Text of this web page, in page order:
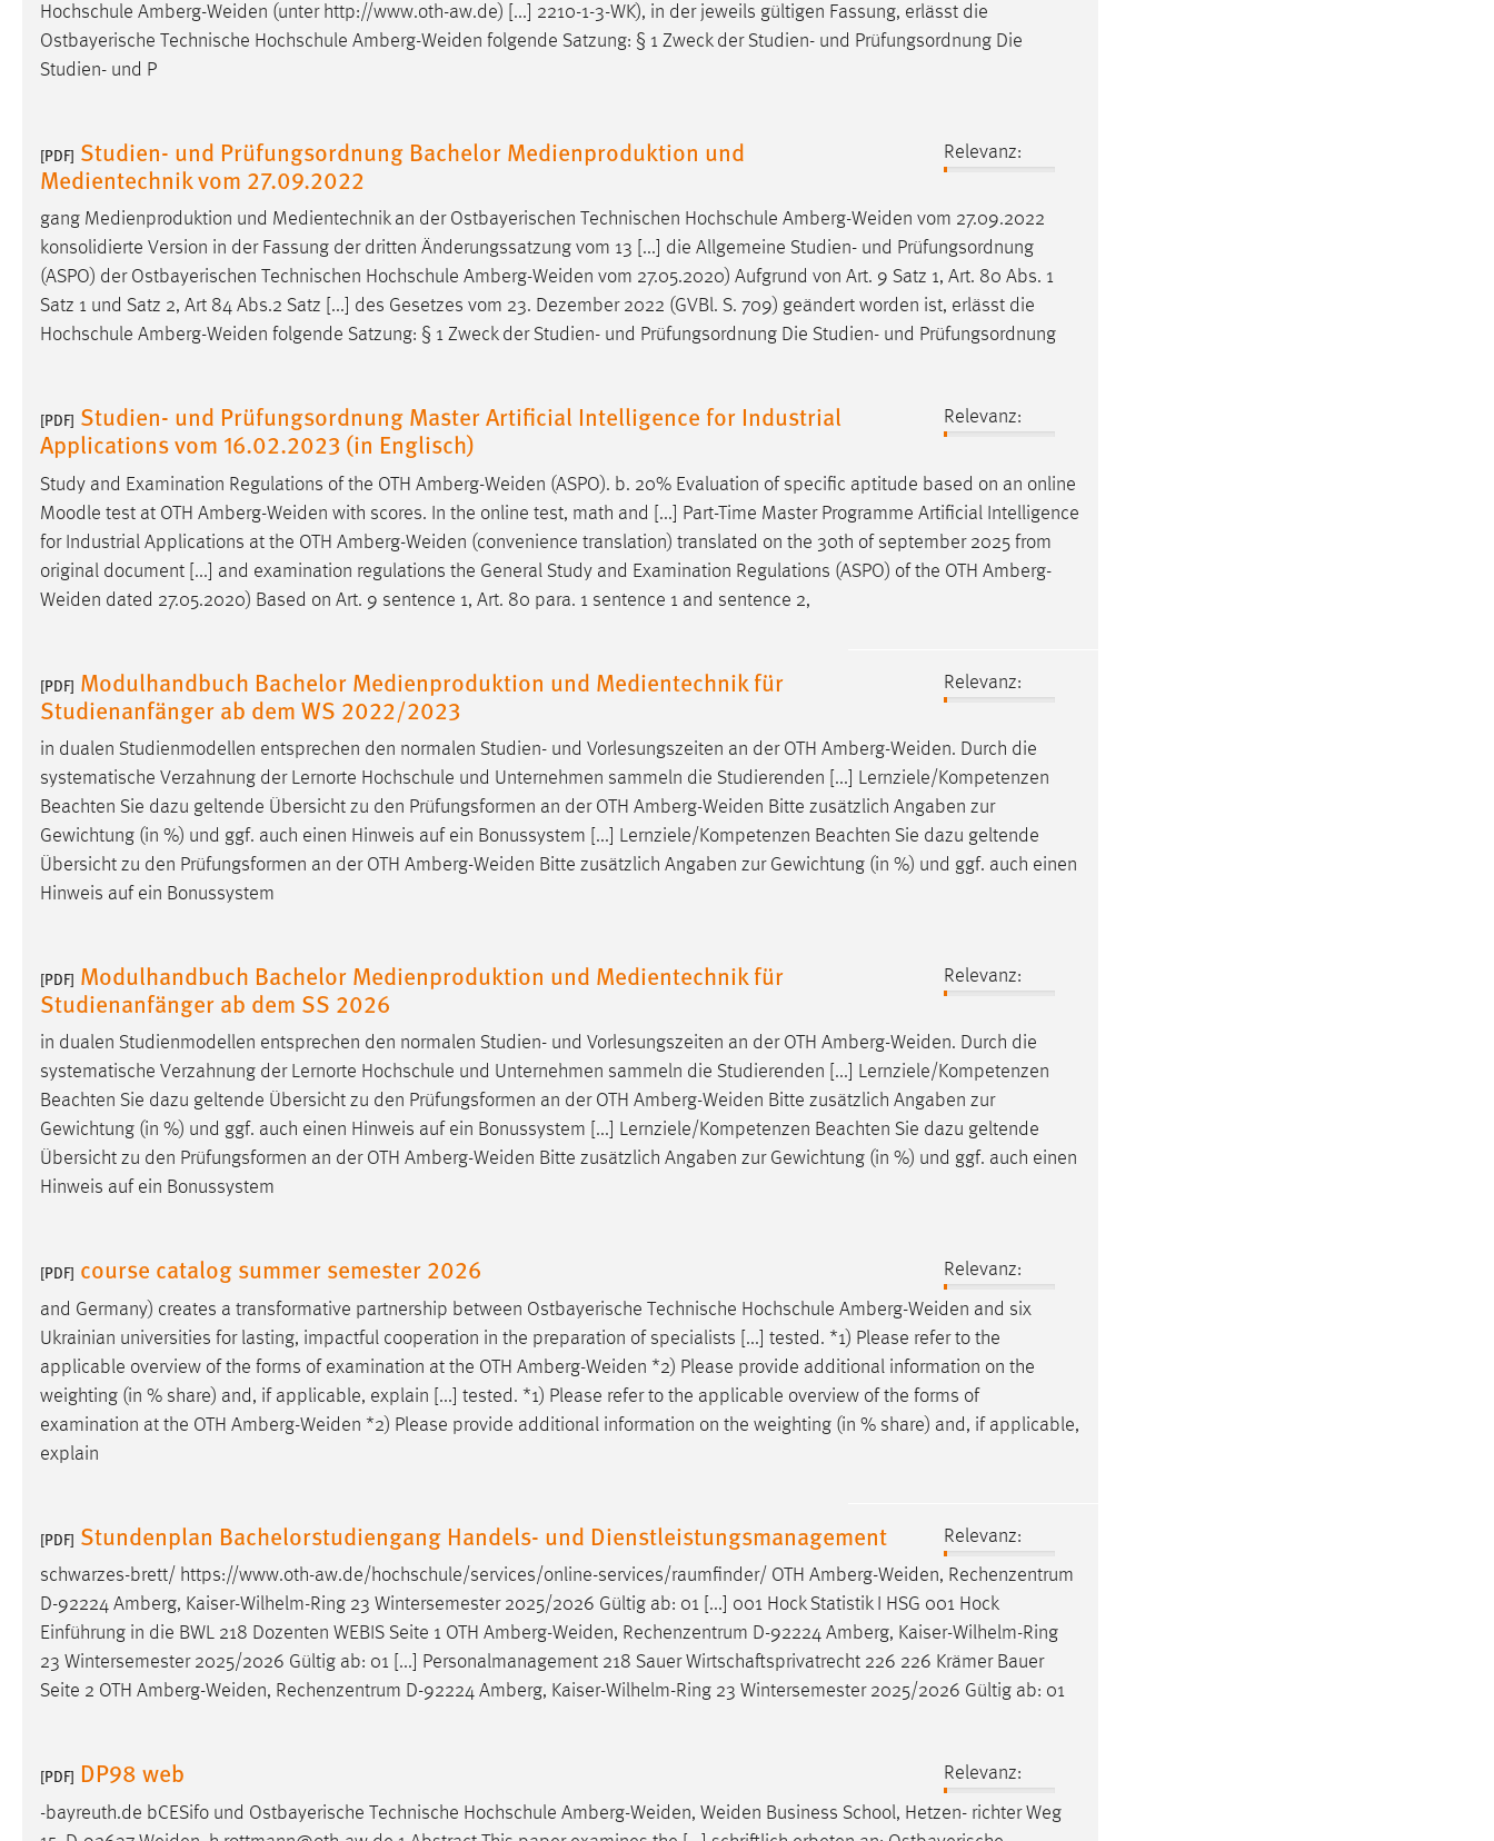
Hochschule Amberg-Weiden (unter http://www.oth-aw.de) [...] 2210-1-3-WK), in der jeweils gültigen Fassung, erlässt die
Ostbayerische Technische Hochschule Amberg-Weiden folgende Satzung: § 1 Zweck der Studien- und Prüfungsordnung Die
Studien- und P
[PDF] Studien- und Prüfungsordnung Bachelor Medienproduktion und
Medientechnik vom 27.09.2022
Relevanz:
gang Medienproduktion und Medientechnik an der Ostbayerischen Technischen Hochschule Amberg-Weiden vom 27.09.2022
konsolidierte Version in der Fassung der dritten Änderungssatzung vom 13 [...] die Allgemeine Studien- und Prüfungsordnung
(ASPO) der Ostbayerischen Technischen Hochschule Amberg-Weiden vom 27.05.2020) Aufgrund von Art. 9 Satz 1, Art. 80 Abs. 1
Satz 1 und Satz 2, Art 84 Abs.2 Satz [...] des Gesetzes vom 23. Dezember 2022 (GVBl. S. 709) geändert worden ist, erlässt die
Hochschule Amberg-Weiden folgende Satzung: § 1 Zweck der Studien- und Prüfungsordnung Die Studien- und Prüfungsordnung
[PDF] Studien- und Prüfungsordnung Master Artificial Intelligence for Industrial
Applications vom 16.02.2023 (in Englisch)
Relevanz:
Study and Examination Regulations of the OTH Amberg-Weiden (ASPO). b. 20% Evaluation of specific aptitude based on an online
Moodle test at OTH Amberg-Weiden with scores. In the online test, math and [...] Part-Time Master Programme Artificial Intelligence
for Industrial Applications at the OTH Amberg-Weiden (convenience translation) translated on the 30th of september 2025 from
original document [...] and examination regulations the General Study and Examination Regulations (ASPO) of the OTH Amberg-
Weiden dated 27.05.2020) Based on Art. 9 sentence 1, Art. 80 para. 1 sentence 1 and sentence 2,
[PDF] Modulhandbuch Bachelor Medienproduktion und Medientechnik für
Studienanfänger ab dem WS 2022/2023
Relevanz:
in dualen Studienmodellen entsprechen den normalen Studien- und Vorlesungszeiten an der OTH Amberg-Weiden. Durch die
systematische Verzahnung der Lernorte Hochschule und Unternehmen sammeln die Studierenden [...] Lernziele/Kompetenzen
Beachten Sie dazu geltende Übersicht zu den Prüfungsformen an der OTH Amberg-Weiden Bitte zusätzlich Angaben zur
Gewichtung (in %) und ggf. auch einen Hinweis auf ein Bonussystem [...] Lernziele/Kompetenzen Beachten Sie dazu geltende
Übersicht zu den Prüfungsformen an der OTH Amberg-Weiden Bitte zusätzlich Angaben zur Gewichtung (in %) und ggf. auch einen
Hinweis auf ein Bonussystem
[PDF] Modulhandbuch Bachelor Medienproduktion und Medientechnik für
Studienanfänger ab dem SS 2026
Relevanz:
in dualen Studienmodellen entsprechen den normalen Studien- und Vorlesungszeiten an der OTH Amberg-Weiden. Durch die
systematische Verzahnung der Lernorte Hochschule und Unternehmen sammeln die Studierenden [...] Lernziele/Kompetenzen
Beachten Sie dazu geltende Übersicht zu den Prüfungsformen an der OTH Amberg-Weiden Bitte zusätzlich Angaben zur
Gewichtung (in %) und ggf. auch einen Hinweis auf ein Bonussystem [...] Lernziele/Kompetenzen Beachten Sie dazu geltende
Übersicht zu den Prüfungsformen an der OTH Amberg-Weiden Bitte zusätzlich Angaben zur Gewichtung (in %) und ggf. auch einen
Hinweis auf ein Bonussystem
[PDF] course catalog summer semester 2026
Relevanz:
and Germany) creates a transformative partnership between Ostbayerische Technische Hochschule Amberg-Weiden and six
Ukrainian universities for lasting, impactful cooperation in the preparation of specialists [...] tested. *1) Please refer to the
applicable overview of the forms of examination at the OTH Amberg-Weiden *2) Please provide additional information on the
weighting (in % share) and, if applicable, explain [...] tested. *1) Please refer to the applicable overview of the forms of
examination at the OTH Amberg-Weiden *2) Please provide additional information on the weighting (in % share) and, if applicable,
explain
[PDF] Stundenplan Bachelorstudiengang Handels- und Dienstleistungsmanagement
Relevanz:
schwarzes-brett/ https://www.oth-aw.de/hochschule/services/online-services/raumfinder/ OTH Amberg-Weiden, Rechenzentrum
D-92224 Amberg, Kaiser-Wilhelm-Ring 23 Wintersemester 2025/2026 Gültig ab: 01 [...] 001 Hock Statistik I HSG 001 Hock
Einführung in die BWL 218 Dozenten WEBIS Seite 1 OTH Amberg-Weiden, Rechenzentrum D-92224 Amberg, Kaiser-Wilhelm-Ring
23 Wintersemester 2025/2026 Gültig ab: 01 [...] Personalmanagement 218 Sauer Wirtschaftsprivatrecht 226 226 Krämer Bauer
Seite 2 OTH Amberg-Weiden, Rechenzentrum D-92224 Amberg, Kaiser-Wilhelm-Ring 23 Wintersemester 2025/2026 Gültig ab: 01
[PDF] DP98 web
Relevanz:
-bayreuth.de bCESifo und Ostbayerische Technische Hochschule Amberg-Weiden, Weiden Business School, Hetzen- richter Weg
Cookie Laufzeit: Max. 13 Monate
Marketing Cookies werden von Drittanbietern
verwendet, um personalisierte Werbung anzuzeigen.
hinweg verfolgen.
Google Ads
Name: _gcl_au
Zweck: Conversion-Tracking
Cookie Laufzeit: 3 Monate
Facebook Pixel
Name: _fbp
Anbieter: Facebook
Cookie Laufzeit: 3 Monate
EXTERNE MEDIEN
Um Inhalte von Videoplattformen und Social Media
Plattformen anzeigen zu können, werden von diesen
externen Medien Cookies gesetzt.
Vimeo